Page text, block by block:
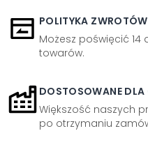
POLITYKA
Możesz poświęcić 14
towarów.
DOSTOSOWANE DLA
Większość naszych
po otrzymaniu